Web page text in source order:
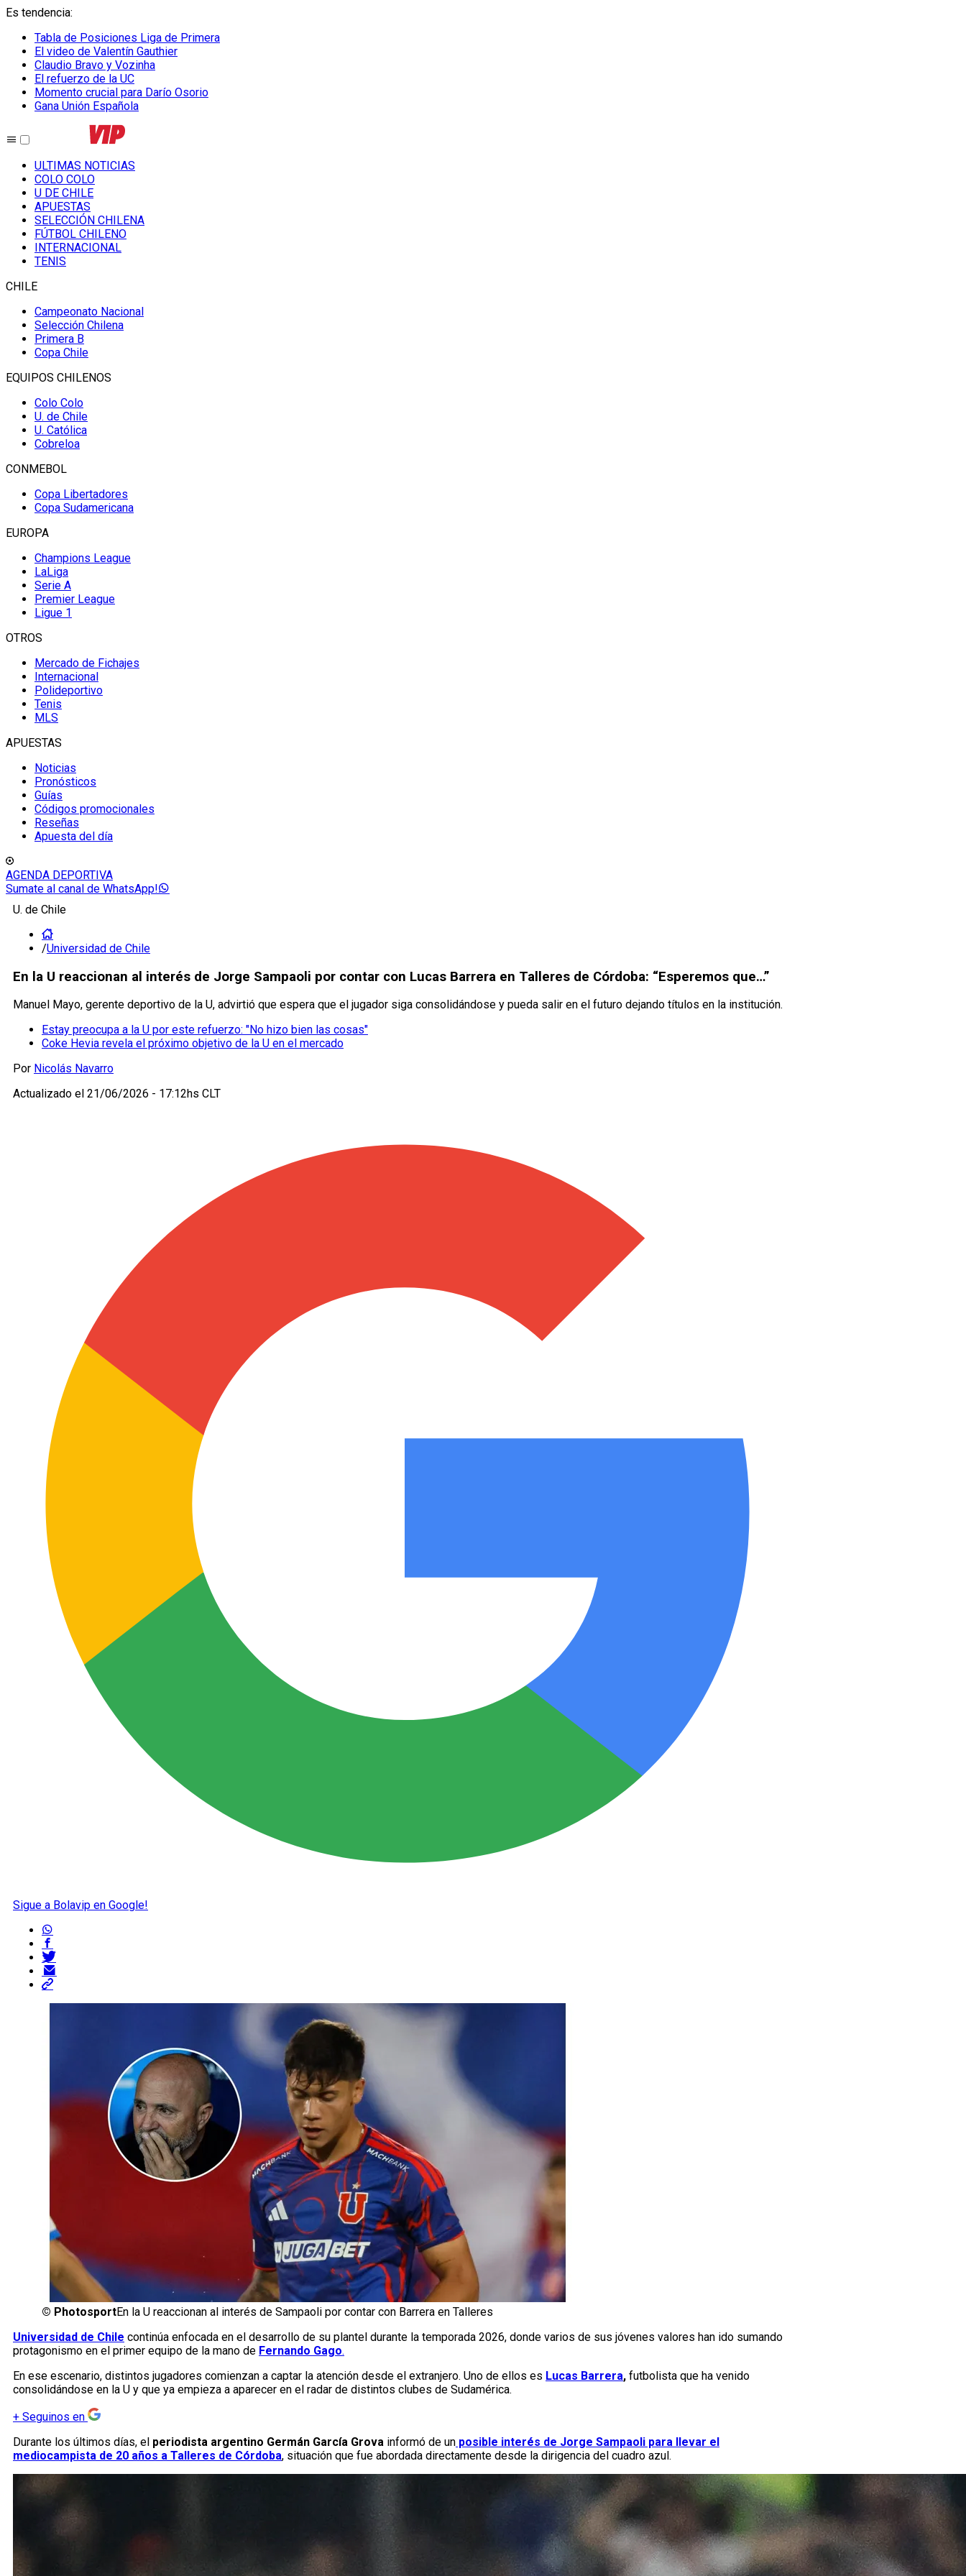
Es tendencia:
Tabla de Posiciones Liga de Primera
El video de Valentín Gauthier
Claudio Bravo y Vozinha
El refuerzo de la UC
Momento crucial para Darío Osorio
Gana Unión Española
ULTIMAS NOTICIAS
COLO COLO
U DE CHILE
APUESTAS
SELECCIÓN CHILENA
FÚTBOL CHILENO
INTERNACIONAL
TENIS
CHILE
Campeonato Nacional
Selección Chilena
Primera B
Copa Chile
EQUIPOS CHILENOS
Colo Colo
U. de Chile
U. Católica
Cobreloa
CONMEBOL
Copa Libertadores
Copa Sudamericana
EUROPA
Champions League
LaLiga
Serie A
Premier League
Ligue 1
OTROS
Mercado de Fichajes
Internacional
Polideportivo
Tenis
MLS
APUESTAS
Noticias
Pronósticos
Guías
Códigos promocionales
Reseñas
Apuesta del día
AGENDA DEPORTIVA
Sumate al canal de WhatsApp!
U. de Chile
/Universidad de Chile
En la U reaccionan al interés de Jorge Sampaoli por contar con Lucas Barrera en Talleres de Córdoba: “Esperemos que…”
Manuel Mayo, gerente deportivo de la U, advirtió que espera que el jugador siga consolidándose y pueda salir en el futuro dejando títulos en la institución.
Estay preocupa a la U por este refuerzo: "No hizo bien las cosas"
Coke Hevia revela el próximo objetivo de la U en el mercado
Por Nicolás Navarro
Actualizado el 21/06/2026 - 17:12hs CLT
Sigue a Bolavip en Google!
© PhotosportEn la U reaccionan al interés de Sampaoli por contar con Barrera en Talleres
Universidad de Chile continúa enfocada en el desarrollo de su plantel durante la temporada 2026, donde varios de sus jóvenes valores han ido sumando
protagonismo en el primer equipo de la mano de Fernando Gago.
En ese escenario, distintos jugadores comienzan a captar la atención desde el extranjero. Uno de ellos es Lucas Barrera, futbolista que ha venido
consolidándose en la U y que ya empieza a aparecer en el radar de distintos clubes de Sudamérica.
+ Seguinos en
Durante los últimos días, el periodista argentino Germán García Grova informó de un posible interés de Jorge Sampaoli para llevar el
mediocampista de 20 años a Talleres de Córdoba, situación que fue abordada directamente desde la dirigencia del cuadro azul.